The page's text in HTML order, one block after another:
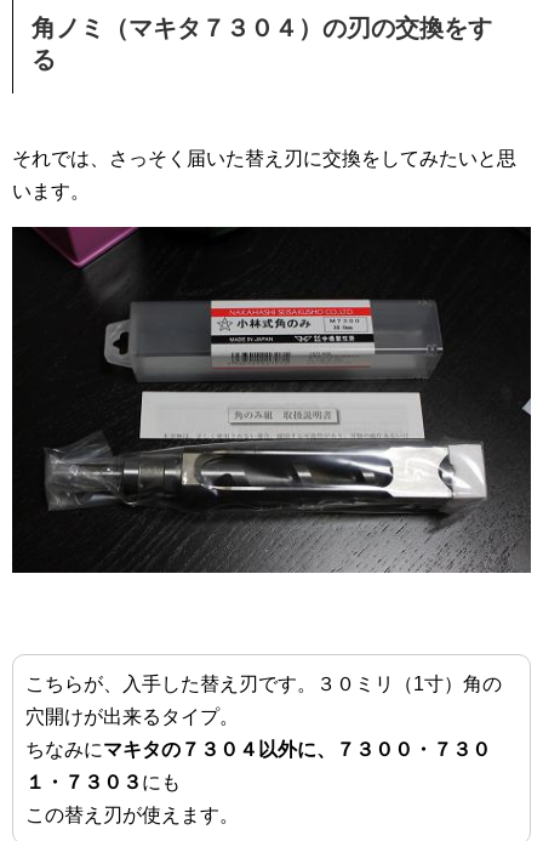
角ノミ（マキタ７３０４）の刃の交換をす
る
それでは、さっそく届いた替え刃に交換をしてみたいと思
います。
こちらが、入手した替え刃です。３０ミリ（1寸）角の
穴開けが出来るタイプ。
ちなみにマキタの７３０４以外に、７３００・７３０
１・７３０３ にも
この替え刃が使えます。